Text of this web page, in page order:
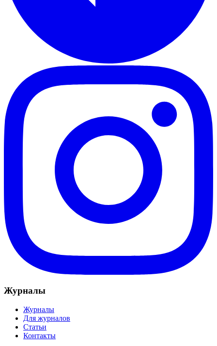
Журналы
Журналы
Для журналов
Статьи
Контакты